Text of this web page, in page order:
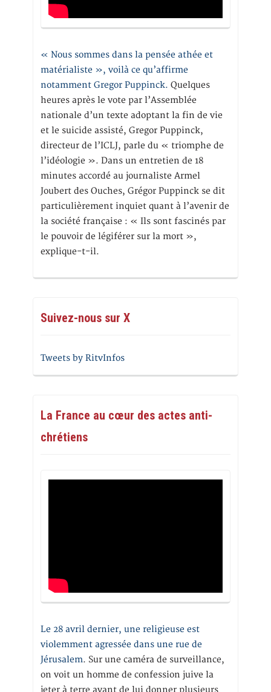
« Nous sommes dans la pensée athée et
matérialiste », voilà ce qu’affirme
notamment Gregor Puppinck. Quelques
heures après le vote par l’Assemblée
nationale d’un texte adoptant la fin de vie
et le suicide assisté, Gregor Puppinck,
directeur de l’ICLJ, parle du « triomphe de
l’idéologie ». Dans un entretien de 18
minutes accordé au journaliste Armel
Joubert des Ouches, Grégor Puppinck se dit
particulièrement inquiet quant à l’avenir de
la société française : « Ils sont fascinés par
le pouvoir de légiférer sur la mort »,
explique-t-il.
Suivez-nous sur X
Tweets by RitvInfos
La France au cœur des actes anti-
chrétiens
Le 28 avril dernier, une religieuse est
violemment agressée dans une rue de
Jérusalem. Sur une caméra de surveillance,
on voit un homme de confession juive la
jeter à terre avant de lui donner plusieurs